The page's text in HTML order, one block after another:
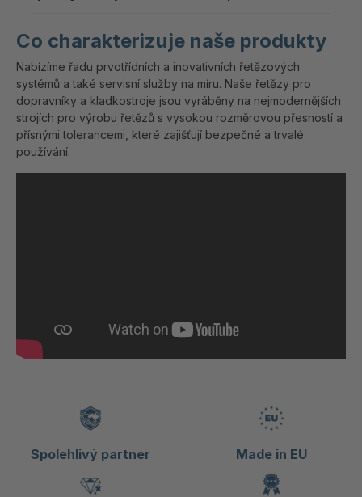
Co charakterizuje naše produkty
Nabízíme řadu prvotřídních a inovativních řetězových
systémů a také servisní služby na míru. Naše řetězy pro
dopravníky a kladkostroje jsou vyráběny na nejmodernějších
strojích pro výrobu řetězů s vysokou rozměrovou přesností a
přísnými tolerancemi, které zajišťují bezpečné a trvalé
používání.
Spolehlivý partner Made in EU